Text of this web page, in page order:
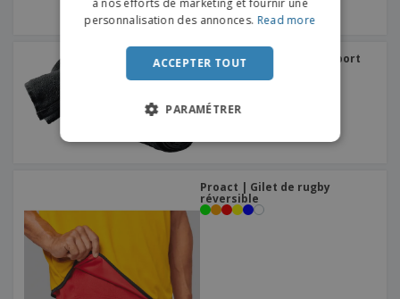
Kariban | Serviette de sport
Proact | Gilet de rugby
réversible
SPANISH
ITALIAN
à nos efforts de marketing et fournir une
personnalisation des annonces. Read more
ACCEPTER TOUT
PARAMÉTRER